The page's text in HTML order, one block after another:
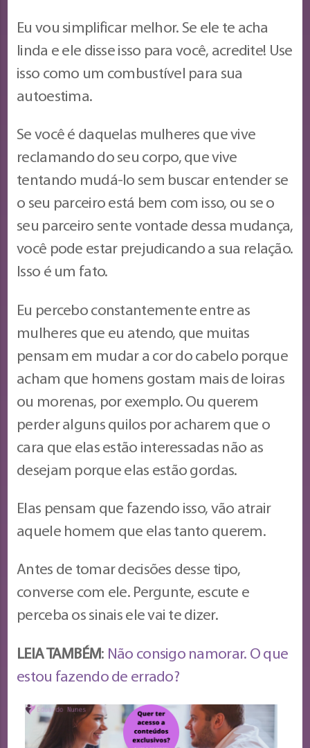
Eu vou simplificar melhor. Se ele te acha
linda e ele disse isso para você, acredite! Use
isso como um combustível para sua
autoestima.
Se você é daquelas mulheres que vive
reclamando do seu corpo, que vive
tentando mudá-lo sem buscar entender se
o seu parceiro está bem com isso, ou se o
seu parceiro sente vontade dessa mudança,
você pode estar prejudicando a sua relação.
Isso é um fato.
Eu percebo constantemente entre as
mulheres que eu atendo, que muitas
pensam em mudar a cor do cabelo porque
acham que homens gostam mais de loiras
ou morenas, por exemplo. Ou querem
perder alguns quilos por acharem que o
cara que elas estão interessadas não as
desejam porque elas estão gordas.
Elas pensam que fazendo isso, vão atrair
aquele homem que elas tanto querem.
Antes de tomar decisões desse tipo,
converse com ele. Pergunte, escute e
perceba os sinais ele vai te dizer.
LEIA TAMBÉM: Não consigo namorar. O que
estou fazendo de errado?